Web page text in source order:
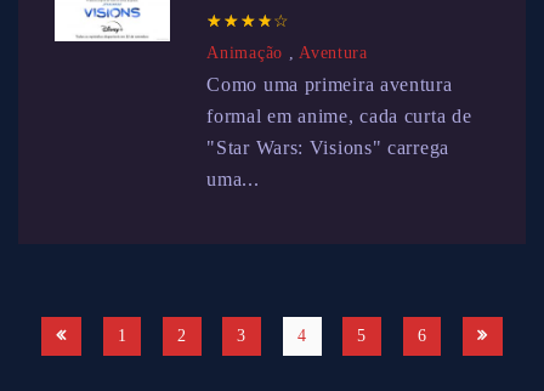
☆ ☆ ☆ ☆☆
★ ★ ★ ★★
Animação ,Aventura
Como uma primeira aventura
formal em anime, cada curta de
"Star Wars: Visions" carrega
uma...
1 2 3 4 5 6